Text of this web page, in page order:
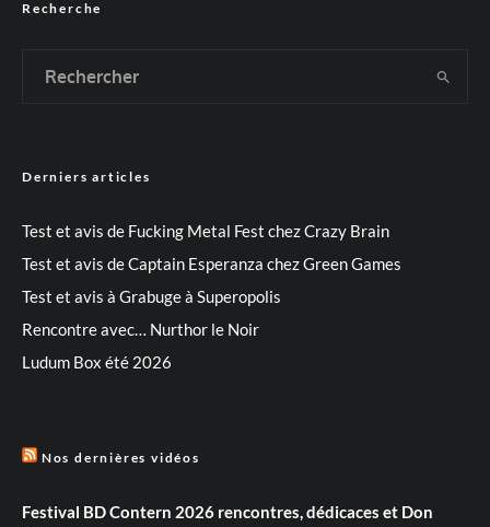
Recherche
Derniers articles
Test et avis de Fucking Metal Fest chez Crazy Brain
Test et avis de Captain Esperanza chez Green Games
Test et avis à Grabuge à Superopolis
Rencontre avec… Nurthor le Noir
Ludum Box été 2026
Nos dernières vidéos
Festival BD Contern 2026 rencontres, dédicaces et Don